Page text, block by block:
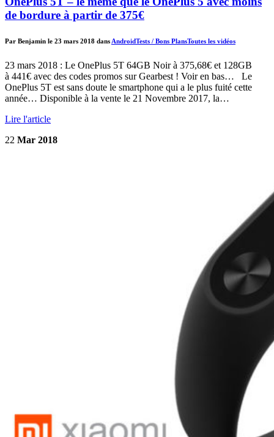
de bordure à partir de 375€
Par Benjamin le 23 mars 2018 dans AndroidTests / Bons PlansToutes les vidéos
23 mars 2018 : Le OnePlus 5T 64GB Noir à 375,68€ et 128GB
à 441€ avec des codes promos sur Gearbest ! Voir en bas… Le
OnePlus 5T est sans doute le smartphone qui a le plus fuité cette
année… Disponible à la vente le 21 Novembre 2017, la…
Lire l'article
22 Mar 2018